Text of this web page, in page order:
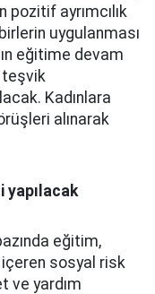
pozitif ayrımcılık
uygulanması
eğitime devam
teşvik
Kadınlara
alınarak
yapılacak
eğitim,
içeren sosyal risk
ve yardım